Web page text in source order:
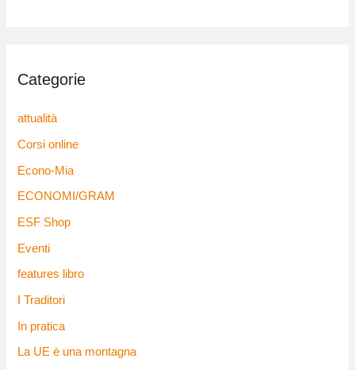
Categorie
attualità
Corsi online
Econo-Mia
ECONOMI/GRAM
ESF Shop
Eventi
features libro
I Traditori
In pratica
La UE è una montagna